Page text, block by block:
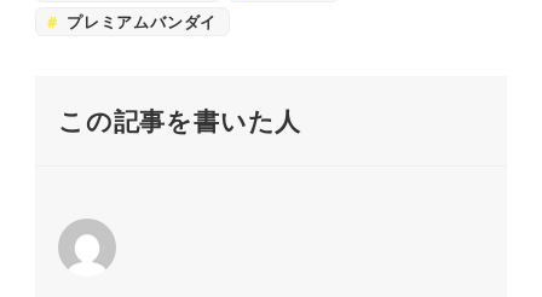
プレミアムバンダイ
この記事を書いた人